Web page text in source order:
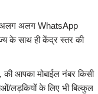
अलग अलग WhatsApp
के साथ ही केंद्र स्तर की
आपका मोबाईल नंबर किसी
लड़कियों के लिए भी बिल्कुल